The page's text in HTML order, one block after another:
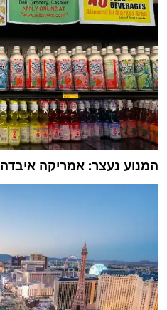
המנוע נעצר: אמריקה איבדה 23 אלף משרות בחודש